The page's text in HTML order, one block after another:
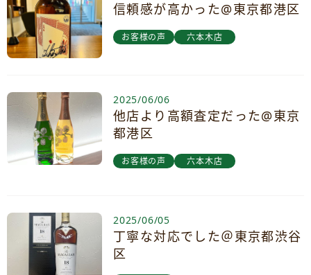
信頼感が高かった@東京都港区
お客様の声 六本木店
2025/06/06
他店より高額査定だった@東京
都港区
お客様の声 六本木店
2025/06/05
丁寧な対応でした＠東京都渋谷
区